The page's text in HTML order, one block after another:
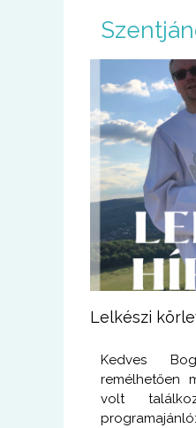
Lelkészi
Kedves
remélhetően
volt